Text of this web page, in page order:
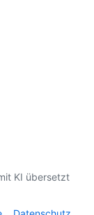
KI übersetzt